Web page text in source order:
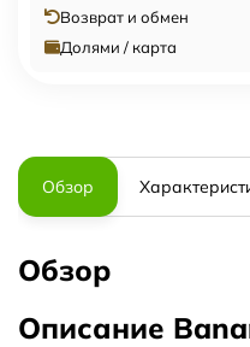
Возврат и обмен
Долями / карта
Обзор
Обзор
Описание